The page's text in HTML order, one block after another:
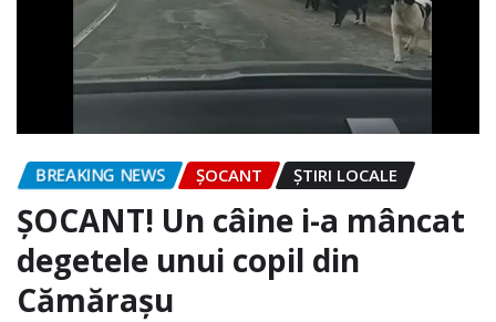
BREAKING NEWS ȘOCANT ȘTIRI LOCALE
ȘOCANT! Un câine i-a mâncat
degetele unui copil din
Cămărașu